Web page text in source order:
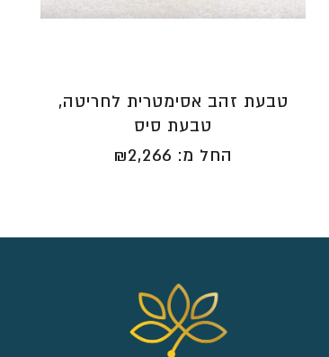
טבעת זהב אסימטרית לחריטה,
טבעת סיס
החל מ:
₪2,266